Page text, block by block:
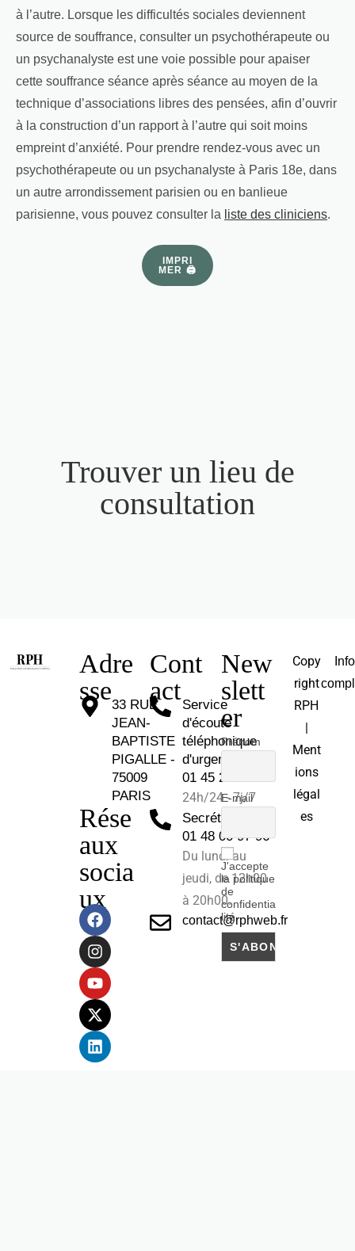
à l’autre. Lorsque les difficultés sociales deviennent
source de souffrance, consulter un psychothérapeute ou
un psychanalyste est une voie possible pour apaiser
cette souffrance séance après séance au moyen de la
technique d’associations libres des pensées, afin d’ouvrir
à la construction d’un rapport à l’autre qui soit moins
empreint d’anxiété. Pour prendre rendez-vous avec un
psychothérapeute ou un psychanalyste à Paris 18e, dans
un autre arrondissement parisien ou en banlieue
parisienne, vous pouvez consulter la liste des cliniciens.
IMPRI
MER 🖨
Trouver un lieu de
consultation
Adre
sse33 RUE
JEAN-
BAPTISTE
PIGALLE -
75009
PARIS
Rése
aux
socia
ux
Cont
actService
d'écoute
téléphonique
d'urgence :
01 45 26 81 30
24h/24 - 7j/7
Secrétariat :
01 48 00 97 96
Du lundi au
jeudi, de 12h00
à 20h00.
contact@rphweb.fr
New
slett
er
Prénom
E-mail
J'accepte
la politique
de
confidentia
lité
Copy
right
RPH
|
Ment
ions
légal
es